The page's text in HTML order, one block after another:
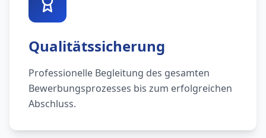
Qualitätssicherung
Professionelle Begleitung des gesamten
Bewerbungsprozesses bis zum erfolgreichen
Abschluss.